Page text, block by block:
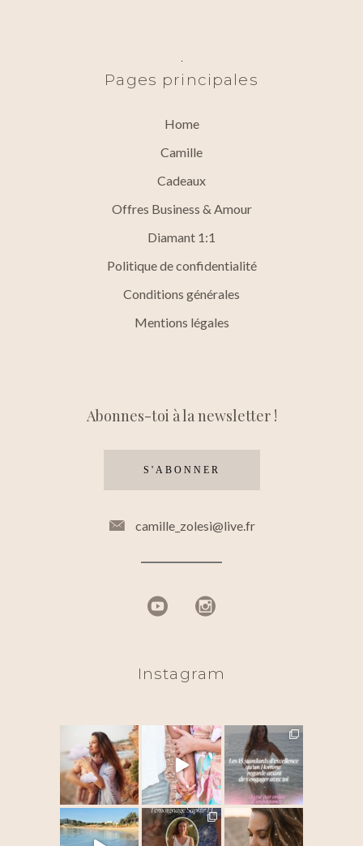
Pages principales
Home
Camille
Cadeaux
Offres Business & Amour
Diamant 1:1
Politique de confidentialité
Conditions générales
Mentions légales
Abonnes-toi à la newsletter !
S'ABONNER
camille_zolesi@live.fr
Instagram